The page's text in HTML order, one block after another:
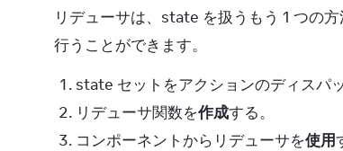
26
28
31
32
;
function handleDeleteTask
setTasks(tasks .filter((t) => t
リデューサは、state を扱うもう 1 つの方
行うことができます。
state セットをアクションのディスパ
リデューサ関数を作成する。
コンポーネントからリデューサを使用